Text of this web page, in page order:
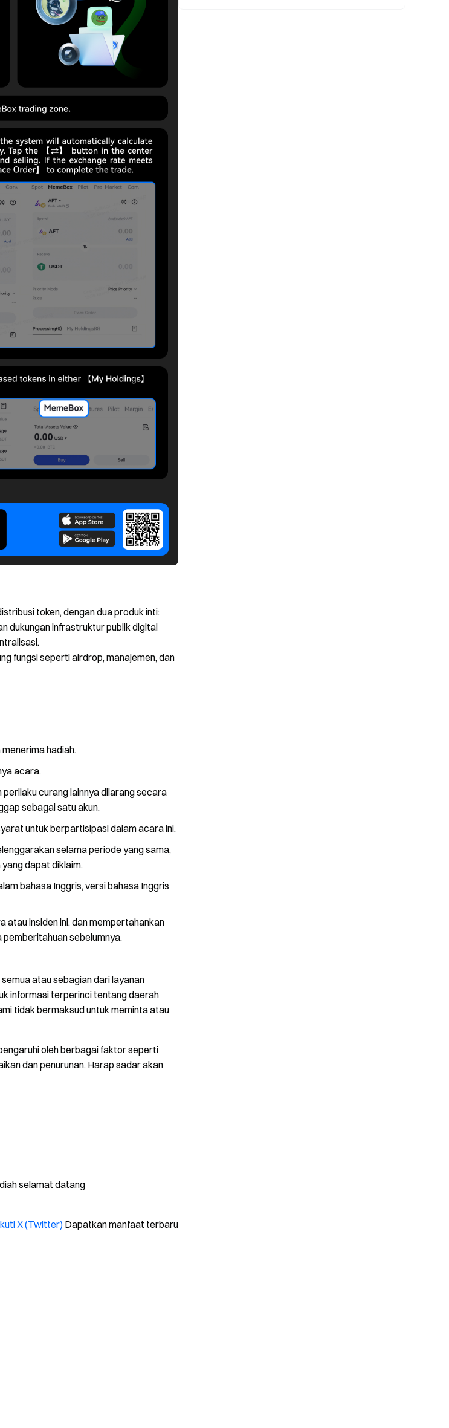
token, dengan dua produk inti:
dukungan infrastruktur publik digital
fungsi seperti airdrop, manajemen, dan
hadiah.
acara.
curang lainnya dilarang secara
sebagai satu akun.
untuk berpartisipasi dalam acara ini.
selama periode yang sama,
dapat diklaim.
bahasa Inggris, versi bahasa Inggris
insiden ini, dan mempertahankan
sebelumnya.
atau sebagian dari layanan
informasi terperinci tentang daerah
tidak bermaksud untuk meminta atau
oleh berbagai faktor seperti
dan penurunan. Harap sadar akan
selamat datang
X (Twitter) Dapatkan manfaat terbaru